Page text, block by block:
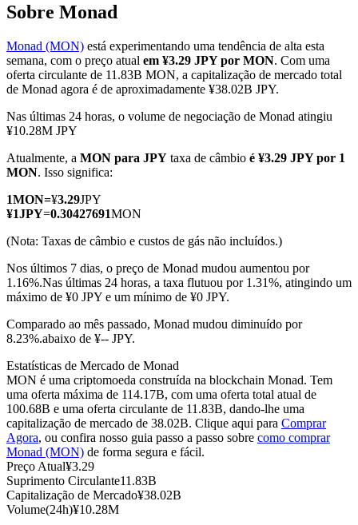
Futuros COIN-M
Futuros de criptomoeda
TradFi
Derivativos de ações, câmbio, metais preciosos e commodities
Futuros de USDC
Copiar Trading
Sobre Monad
Monad (MON) está experimentando uma tendência de alta esta
semana, com o preço atual em ¥3.29 JPY por MON. Com uma
oferta circulante de 11.83B MON, a capitalização de mercado total
de Monad agora é de aproximadamente ¥38.02B JPY.
Nas últimas 24 horas, o volume de negociação de Monad atingiu
¥10.28M JPY
Atualmente, a MON para JPY taxa de câmbio é ¥3.29 JPY por 1
MON. Isso significa:
1MON=¥3.29JPY
¥1JPY=0.30427691MON
(Nota: Taxas de câmbio e custos de gás não incluídos.)
Nos últimos 7 dias, o preço de Monad mudou aumentou por
1.16%.Nas últimas 24 horas, a taxa flutuou por 1.31%, atingindo um
máximo de ¥0 JPY e um mínimo de ¥0 JPY.
Comparado ao mês passado, Monad mudou diminuído por
8.23%.abaixo de ¥-- JPY.
Estatísticas de Mercado de Monad
MON é uma criptomoeda construída na blockchain Monad. Tem
uma oferta máxima de 114.17B, com uma oferta total atual de
100.68B e uma oferta circulante de 11.83B, dando-lhe uma
capitalização de mercado de 38.02B. Clique aqui para Comprar
Agora, ou confira nosso guia passo a passo sobre como comprar
Monad (MON) de forma segura e fácil.
Preço Atual¥3.29
Suprimento Circulante11.83B
Capitalização de Mercado¥38.02B
Volume(24h)¥10.28M